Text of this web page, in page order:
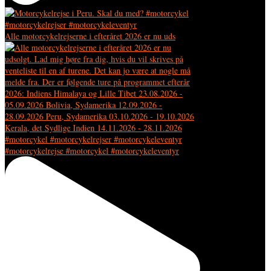
Alle motorcykelrejserne i efteråret 2026 er nu uds
#motorcykelrejse #motorcykel #motorcykeleventyr